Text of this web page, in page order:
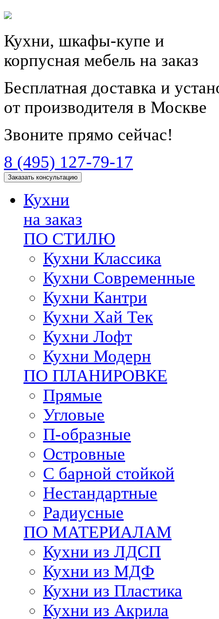
Кухни, шкафы-купе и
корпусная мебель на заказ
Бесплатная доставка и
от производителя в Москве
Звоните прямо сейчас!
8 (495) 127-79-17
Заказать консультацию
Кухни
на заказ
ПО СТИЛЮ
Кухни Классика
Кухни Современные
Кухни Кантри
Кухни Хай Тек
Кухни Лофт
Кухни Модерн
ПО ПЛАНИРОВКЕ
Прямые
Угловые
П-образные
Островные
С барной стойкой
Нестандартные
Радиусные
ПО МАТЕРИАЛАМ
Кухни из ЛДСП
Кухни из МДФ
Кухни из Пластика
Кухни из Акрила